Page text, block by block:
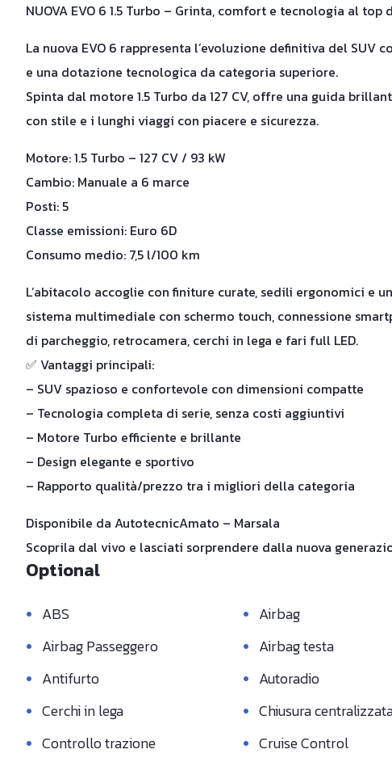
NUOVA EVO 6 1.5 Turbo – Grinta, comfort e tecnologia al top
La nuova EVO 6 rappresenta l’evoluzione definitiva del SUV
e una dotazione tecnologica da categoria superiore.
Spinta dal motore 1.5 Turbo da 127 CV, offre una guida
con stile e i lunghi viaggi con piacere e sicurezza.
Motore: 1.5 Turbo – 127 CV / 93 kW
Cambio: Manuale a 6 marce
Posti: 5
Classe emissioni: Euro 6D
Consumo medio: 7,5 l/100 km
L’abitacolo accoglie con finiture curate, sedili ergonomici e
sistema multimediale con schermo touch, connessione
di parcheggio, retrocamera, cerchi in lega e fari full LED.
✅ Vantaggi principali:
– SUV spazioso e confortevole con dimensioni compatte
– Tecnologia completa di serie, senza costi aggiuntivi
– Motore Turbo efficiente e brillante
– Design elegante e sportivo
– Rapporto qualità/prezzo tra i migliori della categoria
Disponibile da AutotecnicAmato – Marsala
Scoprila dal vivo e lasciati sorprendere dalla nuova
Optional
• ABS • Airbag
• Airbag Passeggero • Airbag testa
• Antifurto • Autoradio
• Cerchi in lega • Chiusura
• Controllo trazione • Cruise Control